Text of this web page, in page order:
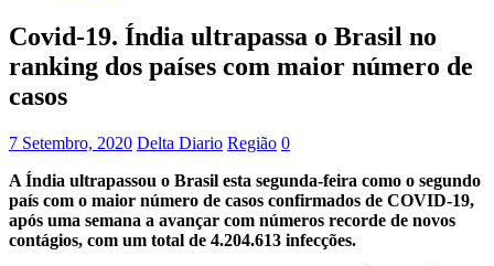
Covid-19. Índia ultrapassa o Brasil no
ranking dos países com maior número de
casos
7 Setembro, 2020 Delta Diario Região 0
A Índia ultrapassou o Brasil esta segunda-feira como o segundo
país com o maior número de casos confirmados de COVID-19,
após uma semana a avançar com números recorde de novos
contágios, com um total de 4.204.613 infecções.